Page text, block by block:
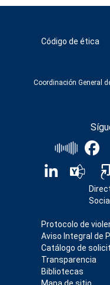
Código de ética
Coordinación General
Protocolo de
Aviso Integral de
Catálogo de
Transparencia
Bibliotecas